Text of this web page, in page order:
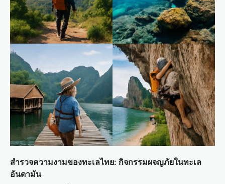
สำรวจความงามของทะเลไทย: กิจกรรมผจญภัยในทะเล
อันดามัน